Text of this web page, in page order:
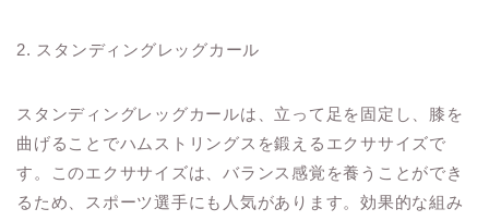
2. スタンディングレッグカール
スタンディングレッグカールは、立って足を固定し、膝を
曲げることでハムストリングスを鍛えるエクササイズで
す。このエクササイズは、バランス感覚を養うことができ
るため、スポーツ選手にも人気があります。効果的な組み